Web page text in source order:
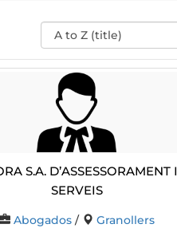
S.A. D’assessorament I
Serveis
Abogados/ Granollers